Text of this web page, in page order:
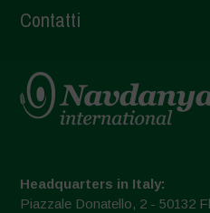
Contatti
Headquarters in Italy:
Piazzale Donatello, 2 - 50132